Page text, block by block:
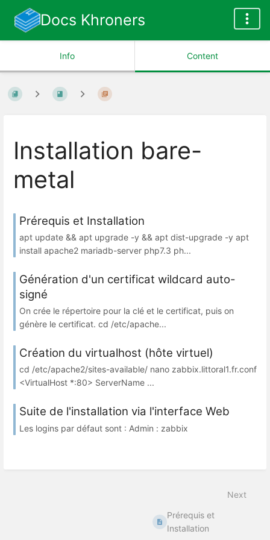
Docs Khroners
Info Content
Installation bare-
metal
Prérequis et Installation
apt update && apt upgrade -y && apt dist-upgrade -y apt
install apache2 mariadb-server php7.3 ph...
Génération d'un certificat wildcard auto-
signé
On crée le répertoire pour la clé et le certificat, puis on
génère le certificat. cd /etc/apache...
Création du virtualhost (hôte virtuel)
cd /etc/apache2/sites-available/ nano zabbix.littoral1.fr.conf
<VirtualHost *:80> ServerName ...
Suite de l'installation via l'interface Web
Les logins par défaut sont : Admin : zabbix
Next
Prérequis et
Installation